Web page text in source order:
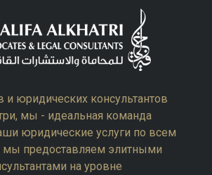
и юридических консультантов
мы - идеальная команда
юридические услуги по всем
мы предоставляем элитными
на уровне